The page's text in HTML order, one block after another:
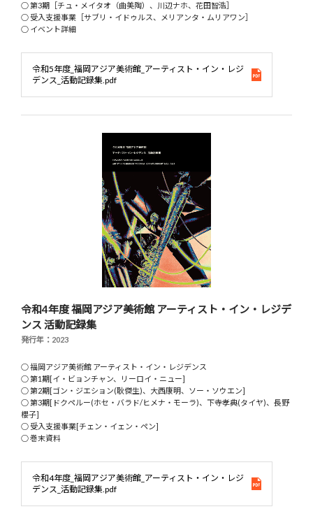
○ 第3期［チュ・メイタオ（曲美陶）、川辺ナホ、花田智浩］
○ 受入支援事業［サブリ・イドゥルス、メリアンタ・ムリアワン］
○ イベント詳細
令和5年度_福岡アジア美術館_アーティスト・イン・レジ
デンス_活動記録集.pdf
令和4年度 福岡アジア美術館 アーティスト・イン・レジデ
ンス 活動記録集
発行年：2023
○ 福岡アジア美術館 アーティスト・イン・レジデンス
○ 第1期[イ・ビョンチャン、リーロイ・ニュー]
○ 第2期[ゴン・ジエション(耿傑生)、大西康明、ソー・ソウエン]
○ 第3期[ドクペルー(ホセ・バラド/ヒメナ・モーラ)、下寺孝典(タイヤ)、長野
櫻子]
○ 受入支援事業[チェン・イェン・ペン]
○ 巻末資料
令和4年度_福岡アジア美術館_アーティスト・イン・レジ
デンス_活動記録集.pdf